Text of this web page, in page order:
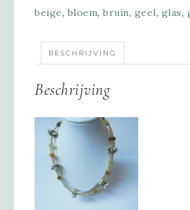
beige, bloem, bruin, geel, glas,
BESCHRIJVING
Beschrijving